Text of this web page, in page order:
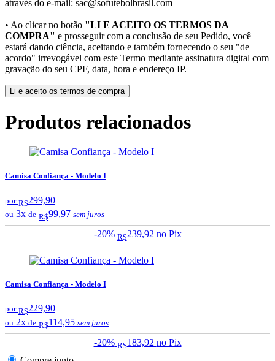
através do e-mail: sac@sofutebolbrasil.com
• Ao clicar no botão "LI E ACEITO OS TERMOS DA
COMPRA" e prosseguir com a conclusão de seu Pedido, você
estará dando ciência, aceitando e também fornecendo o seu "de
acordo" irrevogável com este Termo mediante assinatura digital com
gravação do seu CPF, data, hora e endereço IP.
Li e aceito os termos de compra
Produtos relacionados
Camisa Confiança - Modelo I
por R$299,90
ou 3x de R$99,97 sem juros
-20% R$239,92 no Pix
Camisa Confiança - Modelo I
por R$229,90
ou 2x de R$114,95 sem juros
-20% R$183,92 no Pix